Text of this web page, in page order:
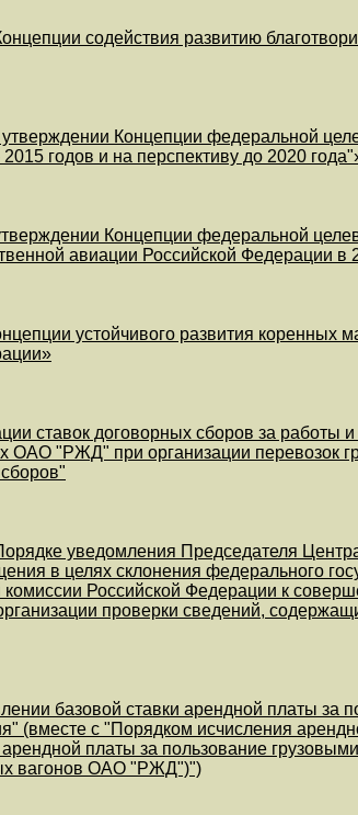
содействия развитию
Концепции федеральной
годов и на перспективу до 2020
Концепции федеральной
авиации Российской Федерации в
устойчивого развития коренных
ставок договорных сборов за работы и
"РЖД" при организации перевозок
уведомления Председателя
в целях склонения федерального
Российской Федерации к
проверки сведений,
базовой ставки арендной платы за
(вместе с "Порядком исчисления
платы за пользование
вагонов ОАО "РЖД")")